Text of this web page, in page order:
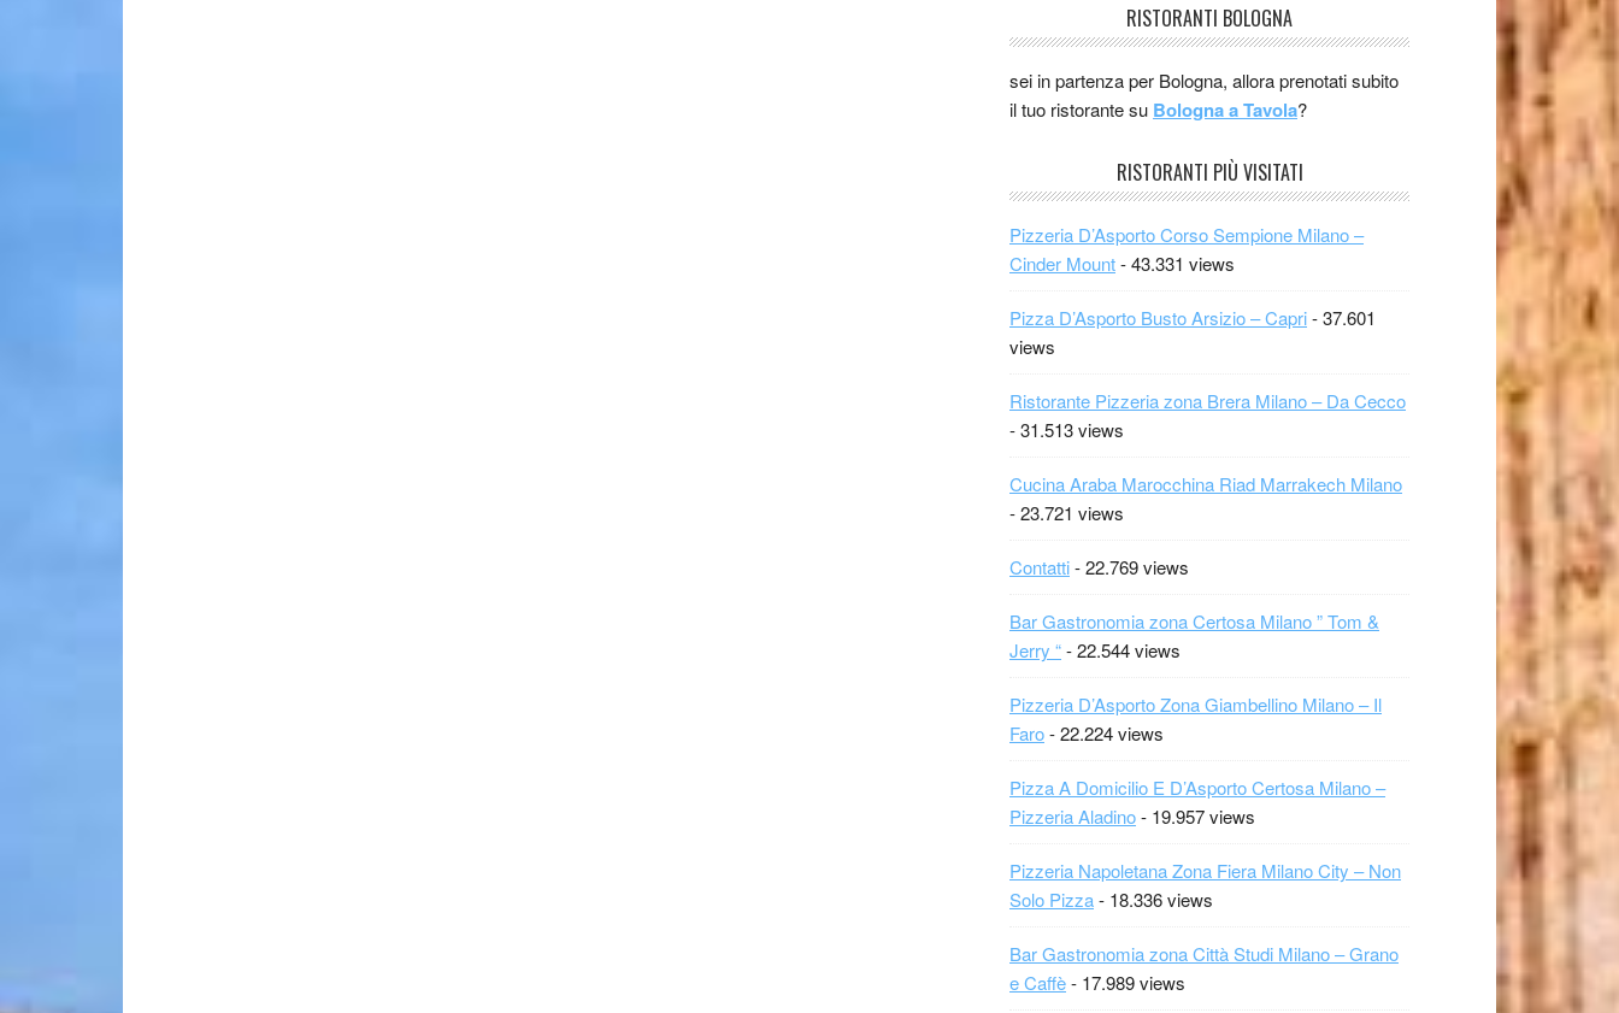
RISTORANTI BOLOGNA
sei in partenza per Bologna, allora prenotati subito
il tuo ristorante su Bologna a Tavola?
RISTORANTI PIÙ VISITATI
Pizzeria D’Asporto Corso Sempione Milano –
Cinder Mount- 43.331 views
Pizza D’Asporto Busto Arsizio – Capri- 37.601
views
Ristorante Pizzeria zona Brera Milano – Da Cecco
- 31.513 views
Cucina Araba Marocchina Riad Marrakech Milano
- 23.721 views
Contatti- 22.769 views
Bar Gastronomia zona Certosa Milano ” Tom &
Jerry “- 22.544 views
Pizzeria D’Asporto Zona Giambellino Milano – Il
Faro- 22.224 views
Pizza A Domicilio E D’Asporto Certosa Milano –
Pizzeria Aladino- 19.957 views
Pizzeria Napoletana Zona Fiera Milano City – Non
Solo Pizza- 18.336 views
Bar Gastronomia zona Città Studi Milano – Grano
e Caffè- 17.989 views